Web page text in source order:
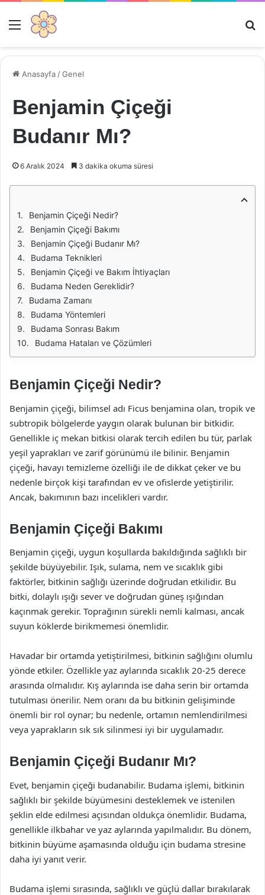
Menü
Anasayfa /Genel
Benjamin Çiçeği
Budanır Mı?
6 Aralık 2024 3 dakika okuma süresi
Benjamin Çiçeği Nedir?
Benjamin Çiçeği Bakımı
Benjamin Çiçeği Budanır Mı?
Budama Teknikleri
Benjamin Çiçeği ve Bakım İhtiyaçları
Budama Neden Gereklidir?
Budama Zamanı
Budama Yöntemleri
Budama Sonrası Bakım
Budama Hataları ve Çözümleri
Benjamin Çiçeği Nedir?
Benjamin çiçeği, bilimsel adı Ficus benjamina olan, tropik ve
subtropik bölgelerde yaygın olarak bulunan bir bitkidir.
Genellikle iç mekan bitkisi olarak tercih edilen bu tür, parlak
yeşil yaprakları ve zarif görünümü ile bilinir. Benjamin
çiçeği, havayı temizleme özelliği ile de dikkat çeker ve bu
nedenle birçok kişi tarafından ev ve ofislerde yetiştirilir.
Ancak, bakımının bazı incelikleri vardır.
Benjamin Çiçeği Bakımı
Benjamin çiçeği, uygun koşullarda bakıldığında sağlıklı bir
şekilde büyüyebilir. Işık, sulama, nem ve sıcaklık gibi
faktörler, bitkinin sağlığı üzerinde doğrudan etkilidir. Bu
bitki, dolaylı ışığı sever ve doğrudan güneş ışığından
kaçınmak gerekir. Toprağının sürekli nemli kalması, ancak
suyun köklerde birikmemesi önemlidir.
Havadar bir ortamda yetiştirilmesi, bitkinin sağlığını olumlu
yönde etkiler. Özellikle yaz aylarında sıcaklık 20-25 derece
arasında olmalıdır. Kış aylarında ise daha serin bir ortamda
tutulması önerilir. Nem oranı da bu bitkinin gelişiminde
önemli bir rol oynar; bu nedenle, ortamın nemlendirilmesi
veya yaprakların sık sık silinmesi iyi bir uygulamadır.
Benjamin Çiçeği Budanır Mı?
Evet, benjamin çiçeği budanabilir. Budama işlemi, bitkinin
sağlıklı bir şekilde büyümesini desteklemek ve istenilen
şeklin elde edilmesi açısından oldukça önemlidir. Budama,
genellikle ilkbahar ve yaz aylarında yapılmalıdır. Bu dönem,
bitkinin büyüme aşamasında olduğu için budama stresine
daha iyi yanıt verir.
Budama işlemi sırasında, sağlıklı ve güçlü dallar bırakılarak